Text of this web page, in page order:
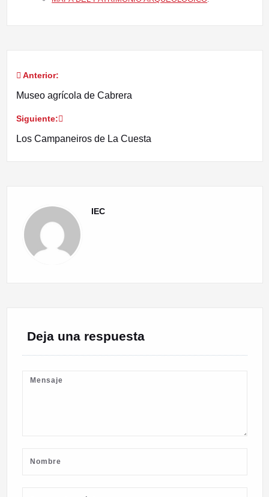
Navegación
entradas
Anterior:
Museo agrícola de Cabrera
Siguiente:
Los Campaneiros de La Cuesta
IEC
Deja una respuesta